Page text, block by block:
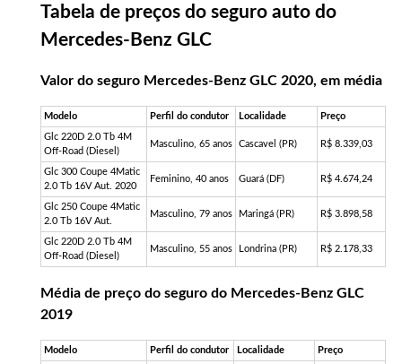
Tabela de preços do seguro auto do
Mercedes-Benz GLC
Valor do seguro Mercedes-Benz GLC 2020, em média
Modelo Perfil do condutor Localidade Preço
Glc 220D 2.0 Tb 4M
Off-Road (Diesel)
Masculino, 65 anos Cascavel (PR) R$ 8.339,03
Glc 300 Coupe 4Matic
2.0 Tb 16V Aut. 2020
Feminino, 40 anos Guará (DF) R$ 4.674,24
Glc 250 Coupe 4Matic
2.0 Tb 16V Aut.
Masculino, 79 anos Maringá (PR) R$ 3.898,58
Glc 220D 2.0 Tb 4M
Off-Road (Diesel)
Masculino, 55 anos Londrina (PR) R$ 2.178,33
Média de preço do seguro do Mercedes-Benz GLC
2019
Modelo Perfil do condutor Localidade Preço